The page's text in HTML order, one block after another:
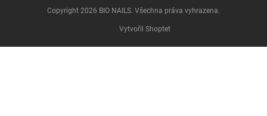
Vytvořil Shoptet
Copyright 2026 BIO NAILS. Všechna práva vyhrazena.